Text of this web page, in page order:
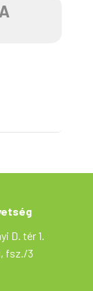
D. tér 1.
fsz./3